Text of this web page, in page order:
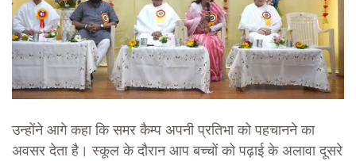
उन्होंने आगे कहा कि समर कैम्प अपनी प्रतिभा को पहचानने का
अवसर देता है। स्कूल के दौरान आप बच्चों को पढ़ाई के अलावा दूसरे